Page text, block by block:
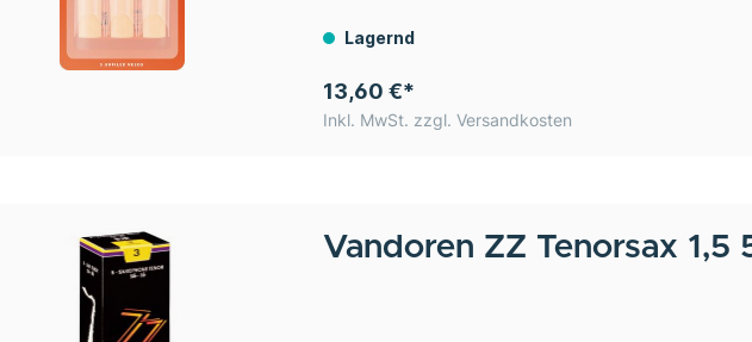
Lagernd
13,60 €*
Inkl. MwSt. zzgl. Versandkosten
Vandoren ZZ Tenorsax 1,5